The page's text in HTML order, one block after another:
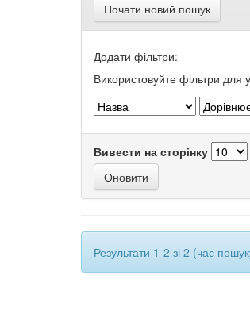
Почати новий пошук
Додати фільтри:
Використовуйте фільтри для
Вивести на сторінку
Результати 1-2 зі 2 (час